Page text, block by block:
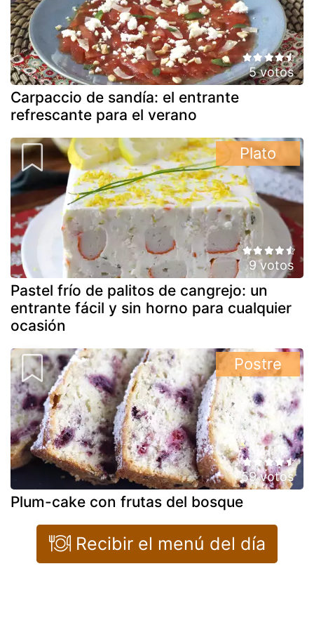
5 votos
Carpaccio de sandía: el entrante
refrescante para el verano
9 votos
Pastel frío de palitos de cangrejo: un
entrante fácil y sin horno para cualquier
ocasión
Plato
59 votos
Plum-cake con frutas del bosque
Postre
Recibir el menú del día